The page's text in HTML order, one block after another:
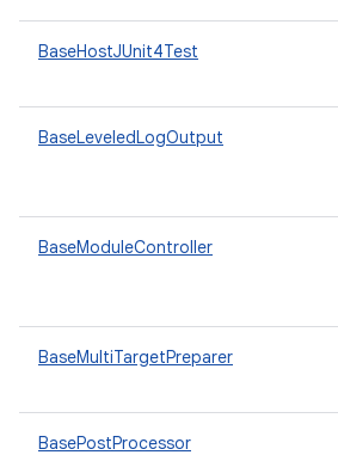
BaseHostJUnit4Test
BaseLeveledLogOutput
BaseModuleController
BaseMultiTargetPreparer
BasePostProcessor